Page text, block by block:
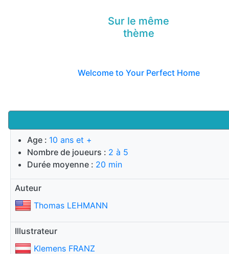
Age : 10 ans et +
Nombre de joueurs : 2 à 5
Durée moyenne : 20 min
Auteur
Thomas LEHMANN
Illustrateur
Klemens FRANZ
Sur le même
thème
Welcome to Your Perfect Home